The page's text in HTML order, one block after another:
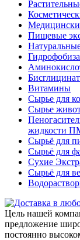
Пищевые
Витамины
Сырье для
Сырье
жидкости
Сырьё для
Сырьё для
Сухие
Сырьё для
Цель нашей
предложение
постоянно